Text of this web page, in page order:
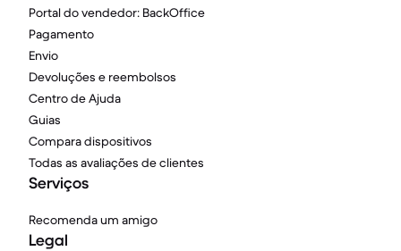
Portal do vendedor: BackOffice
Pagamento
Envio
Devoluções e reembolsos
Centro de Ajuda
Guias
Compara dispositivos
Todas as avaliações de clientes
Serviços
Recomenda um amigo
Legal